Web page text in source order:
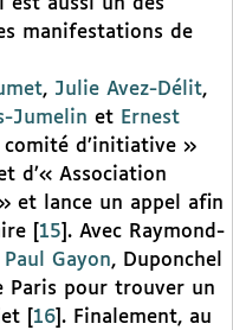
est aussi un des
manifestations de
, Julie Avez-Délit,
Jumelin et Ernest
d’initiative »
d’« Association
et lance un appel afin
15 . Avec Raymond-
Paul Gayon, Duponchel
Paris pour trouver un
16 . Finalement, au